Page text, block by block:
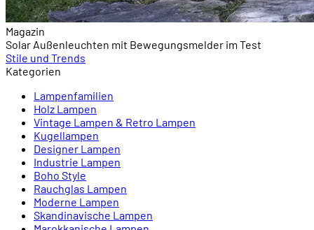
Magazin
Solar Außenleuchten mit Bewegungsmelder im Test
Stile und Trends
Kategorien
Lampenfamilien
Holz Lampen
Vintage Lampen & Retro Lampen
Kugellampen
Designer Lampen
Industrie Lampen
Boho Style
Rauchglas Lampen
Moderne Lampen
Skandinavische Lampen